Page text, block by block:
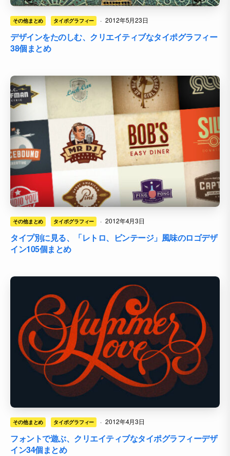
その他まとめ タイポグラフィー · 2012年5月23日
デザインをたのしむ、クリエイティブなタイポグラフィー
38個まとめ
その他まとめ タイポグラフィー · 2012年4月3日
タイプ別に見る、「レトロ、ビンテージ」風味のロゴデザ
イン105個まとめ
その他まとめ タイポグラフィー · 2012年4月3日
フォントで遊ぶ、クリエイティブなタイポグラフィーデザ
イン34個まとめ